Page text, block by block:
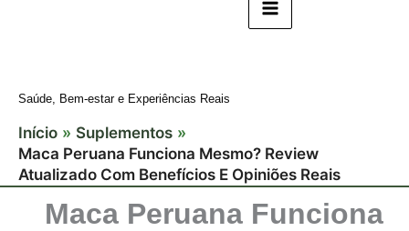
Saúde, Bem-estar e Experiências Reais
Início
Suplementos
Maca Peruana Funciona Mesmo? Review
Atualizado Com Benefícios E Opiniões Reais
Maca Peruana Funciona